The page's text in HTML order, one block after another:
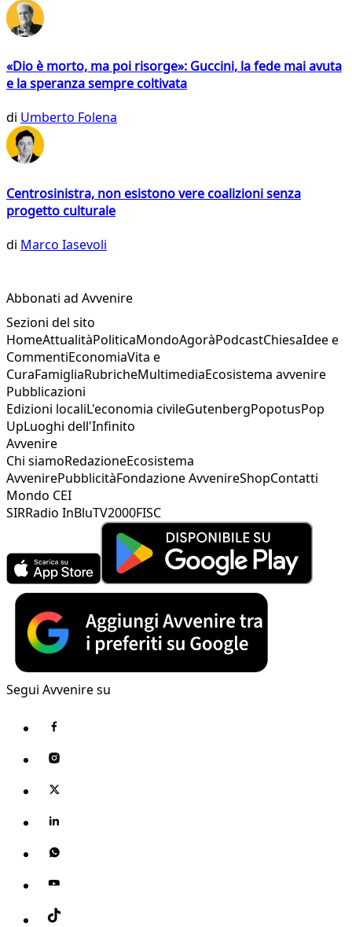
«Dio è morto, ma poi risorge»: Guccini, la fede mai avuta
e la speranza sempre coltivata
di Umberto Folena
Centrosinistra, non esistono vere coalizioni senza
progetto culturale
di Marco Iasevoli
Abbonati ad Avvenire
Sezioni del sito
HomeAttualitàPoliticaMondoAgoràPodcastChiesaIdee e
CommentiEconomiaVita e
CuraFamigliaRubricheMultimediaEcosistema avvenire
Pubblicazioni
Edizioni localiL'economia civileGutenbergPopotusPop
UpLuoghi dell'Infinito
Avvenire
Chi siamoRedazioneEcosistema
AvvenirePubblicitàFondazione AvvenireShopContatti
Mondo CEI
SIRRadio InBluTV2000FISC
Segui Avvenire su